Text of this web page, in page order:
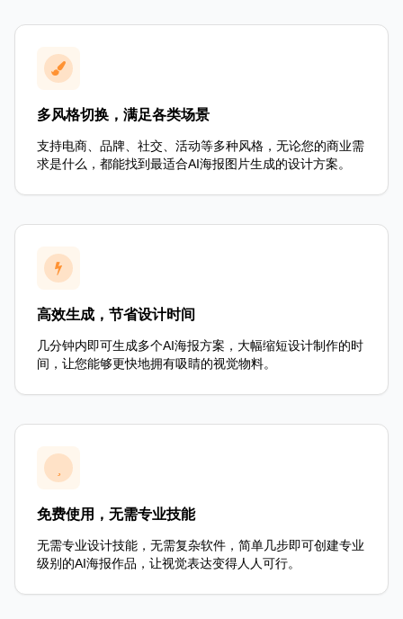
多风格切换，满足各类场景
支持电商、品牌、社交、活动等多种风格，无论您的商业需
求是什么，都能找到最适合AI海报图片生成的设计方案。
高效生成，节省设计时间
几分钟内即可生成多个AI海报方案，大幅缩短设计制作的时
间，让您能够更快地拥有吸睛的视觉物料。
免费使用，无需专业技能
无需专业设计技能，无需复杂软件，简单几步即可创建专业
级别的AI海报作品，让视觉表达变得人人可行。